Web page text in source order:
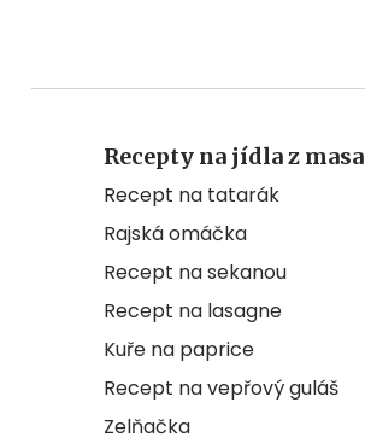
Recepty na jídla z masa
Recept na tatarák
Rajská omáčka
Recept na sekanou
Recept na lasagne
Kuře na paprice
Recept na vepřový guláš
Zelňačka